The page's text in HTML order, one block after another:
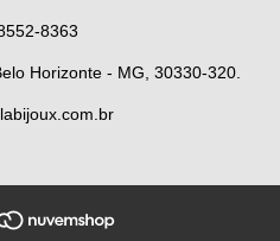
8363
Horizonte - MG, 30330-320.